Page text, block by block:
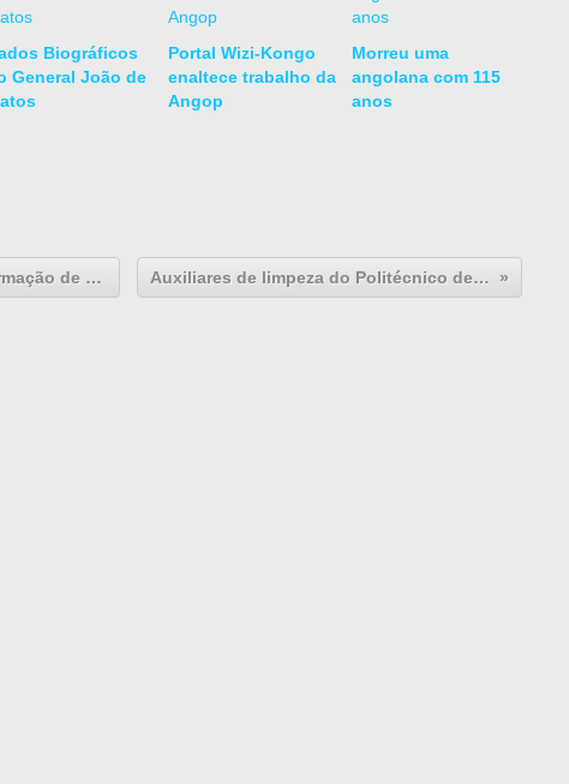
Biográficos
General João de
Portal Wizi-Kongo
enaltece trabalho da
Angop
Morreu uma
angolana com 115
anos
ISCED prima pela formação de qualidade para o desenvolvimento Auxiliares de limpeza do Politécnico de Uíge estão sem salários há quatro meses